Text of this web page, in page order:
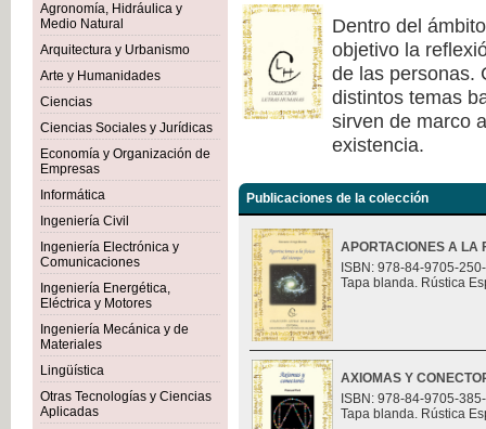
Agronomía, Hidráulica y
Medio Natural
Arquitectura y Urbanismo
Arte y Humanidades
Ciencias
Ciencias Sociales y Jurídicas
Economía y Organización de
Empresas
Informática
Ingeniería Civil
Ingeniería Electrónica y
Comunicaciones
Ingeniería Energética,
Eléctrica y Motores
Ingeniería Mecánica y de
Materiales
Lingüística
Otras Tecnologías y Ciencias
Aplicadas
Dentro del
objetivo la
de las personas.
distintos temas
sirven de marco
existencia.
Publicaciones de la colección
APORTACIONES A LA
ISBN: 978-84-9705-
Tapa blanda. Rústica
AXIOMAS Y
ISBN: 978-84-9705-
Tapa blanda. Rústica